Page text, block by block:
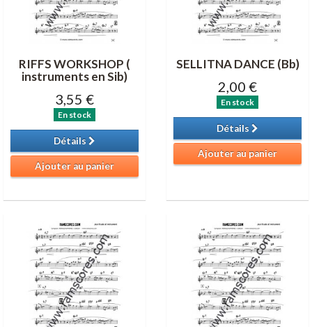
RIFFS WORKSHOP (
instruments en Sib)
3,55 €
En stock
Détails
Ajouter au panier
SELLITNA DANCE (Bb)
2,00 €
En stock
Détails
Ajouter au panier